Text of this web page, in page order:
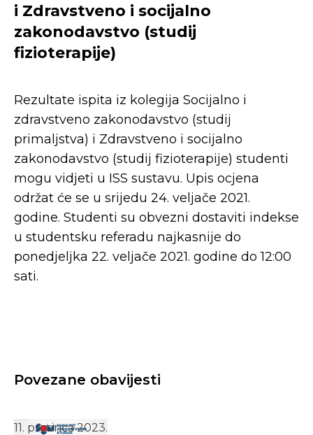
i Zdravstveno i socijalno
zakonodavstvo (studij
fizioterapije)
Rezultate ispita iz kolegija Socijalno i
zdravstveno zakonodavstvo (studij
primaljstva) i Zdravstveno i socijalno
zakonodavstvo (studij fizioterapije) studenti
mogu vidjeti u ISS sustavu. Upis ocjena
održat će se u srijedu 24. veljače 2021.
godine. Studenti su obvezni dostaviti indekse
u studentsku referadu najkasnije do
ponedjeljka 22. veljače 2021. godine do 12:00
sati.
Povezane obavijesti
11. prosinca 2023.